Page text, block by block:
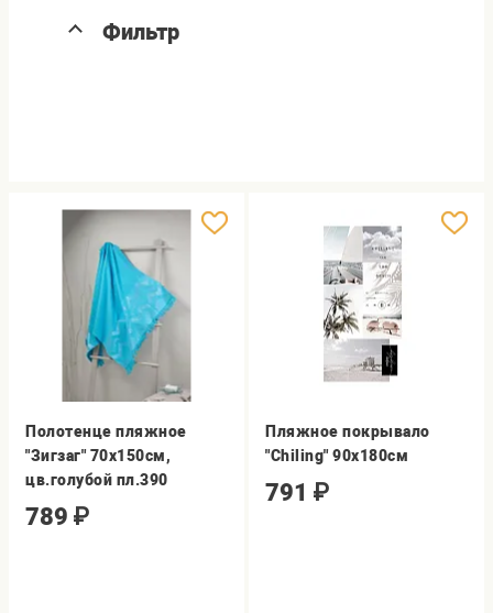
Фильтр
Полотенце пляжное
"Зигзаг" 70х150см,
цв.голубой пл.390
789 ₽
Пляжное покрывало
"Chiling" 90х180см
791 ₽